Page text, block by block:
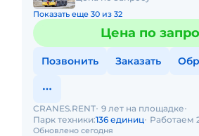
Показать еще 30 из 32
Цена по
Позвонить Заказать
Обновлено сегодня
CRANES.RENT 9 лет на площадке
Парк техники:136 единиц Работаем